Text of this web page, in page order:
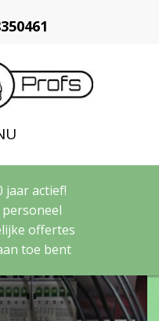
jaar actief!
offertes
toe bent